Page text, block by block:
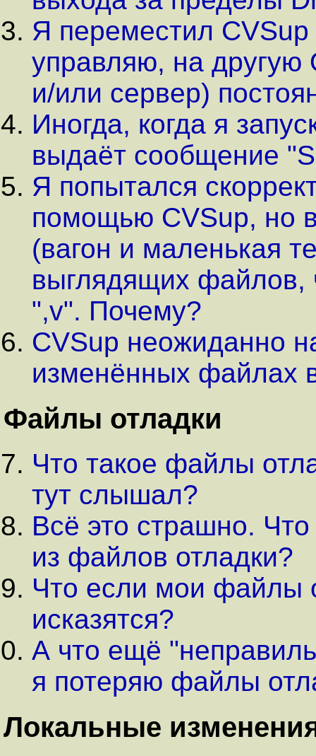
Я переместил
управляю, на другую
и/или сервер)
Иногда, когда я
выдаёт сообщение
Я попытался
помощью CVSup, но
(вагон и маленькая
выглядящих файлов,
",v". Почему?
CVSup неожиданно
изменённых файлах
Файлы отладки
Что такое файлы
тут слышал?
Всё это страшно.
из файлов отладки?
Что если мои файлы
исказятся?
А что ещё
я потеряю файлы
Локальные